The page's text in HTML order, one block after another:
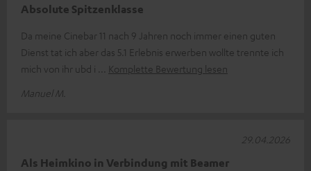
Absolute Spitzenklasse
Da meine Cinebar 11 nach 9 Jahren noch immer einen guten
Dienst tat ich aber das 5.1 Erlebnis erwerben wollte trennte ich
mich von ihr ubd i
Komplette Bewertung lesen
Manuel M.
Als Heimkino in Verbindung mit Beamer
29.04.2026